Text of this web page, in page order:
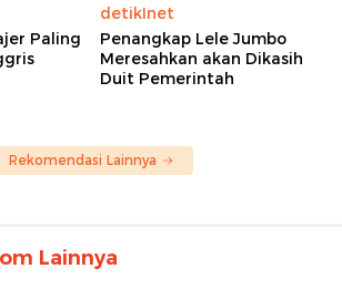
Paling
detikInet
Penangkap Lele Jumbo
Meresahkan akan Dikasih
Duit Pemerintah
Rekomendasi Lainnya
Lainnya